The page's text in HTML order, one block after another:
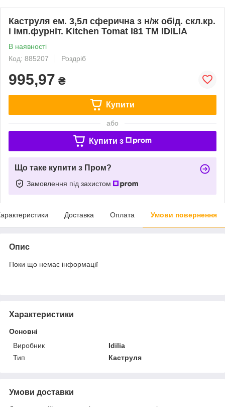
Каструля ем. 3,5л сферична з н/ж обід. скл.кр.
і імп.фурніт. Kitchen Tomat I81 ТМ IDILIA
В наявності
Код: 885207
Роздріб
995,97 ₴
Купити
або
Купити з
Що таке купити з Пром?
Замовлення під захистом
Доставка Оплата Умови повернення
Опис
Поки що немає інформації
Характеристики
Основні
Виробник
Idilia
Тип
Каструля
Умови доставки